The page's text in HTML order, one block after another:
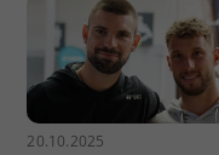
20.10.2025